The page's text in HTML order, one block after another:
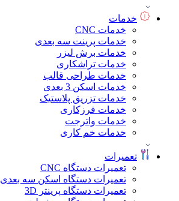
خدمات
خدمات CNC
خدمات پرینت سه بعدی
خدمات برش لیزر
خدمات تراشکاری
خدمات طراحی قالب
خدمات اسکن 3 بعدی
خدمات تزریق پلاستیک
خدمات فرزکاری
خدمات واترجت
خدمات خم کاری
تعمیرات
تعمیرات دستگاه CNC
تعمیرات دستگاه اسکن سه بعدی
تعمیرات دستگاه پرینتر 3D